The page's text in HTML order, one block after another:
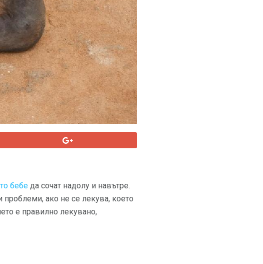
бебе да сочат надолу и навътре.
ако не се лекува, което
е правилно лекувано,